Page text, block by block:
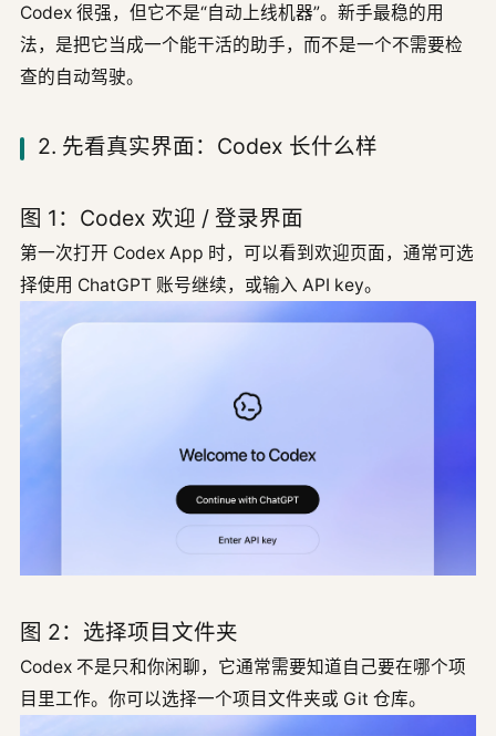
Codex 很强，但它不是“自动上线机器”。新手最稳的用
法，是把它当成一个能干活的助手，而不是一个不需要检
查的自动驾驶。
2. 先看真实界面：Codex 长什么样
图 1：Codex 欢迎 / 登录界面
第一次打开 Codex App 时，可以看到欢迎页面，通常可选
择使用 ChatGPT 账号继续，或输入 API key。
图 2：选择项目文件夹
Codex 不是只和你闲聊，它通常需要知道自己要在哪个项
目里工作。你可以选择一个项目文件夹或 Git 仓库。